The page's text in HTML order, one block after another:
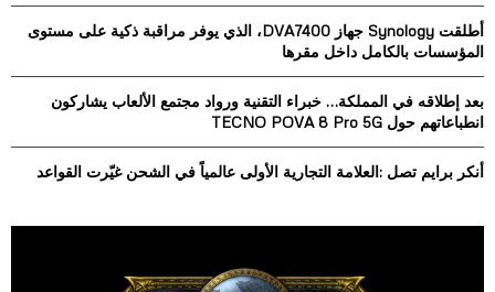
:
C
H
أطلقت Synology جهاز DVA7400، الذي يوفر مراقبة ذكية على مستوى
المؤسسات بالكامل داخل مقرها
بعد إطلاقه في المملكة… خبراء التقنية ورواد مجتمع الألعاب يشاركون
انطباعاتهم حول TECNO POVA 8 Pro 5G
أنكر برايم تصل :العلامة التجارية الأولى عالمياً في الشحن غيّرت القواعد